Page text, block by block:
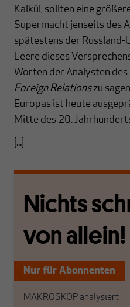
Kalkül, sollten eine
Supermacht jenseits des
spätestens der
Leere dieses
Worten der Analysten des
Foreign Relationszu
Europas ist heute
Mitte des 20.
[...]
Nichts
von allein!
Nur für Abonnenten
MAKROSKOP analysiert